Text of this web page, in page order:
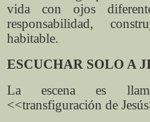
vida con ojos
responsabilidad,
habitable.
ESCUCHAR SOLO A
La escena es
<<transfiguración de